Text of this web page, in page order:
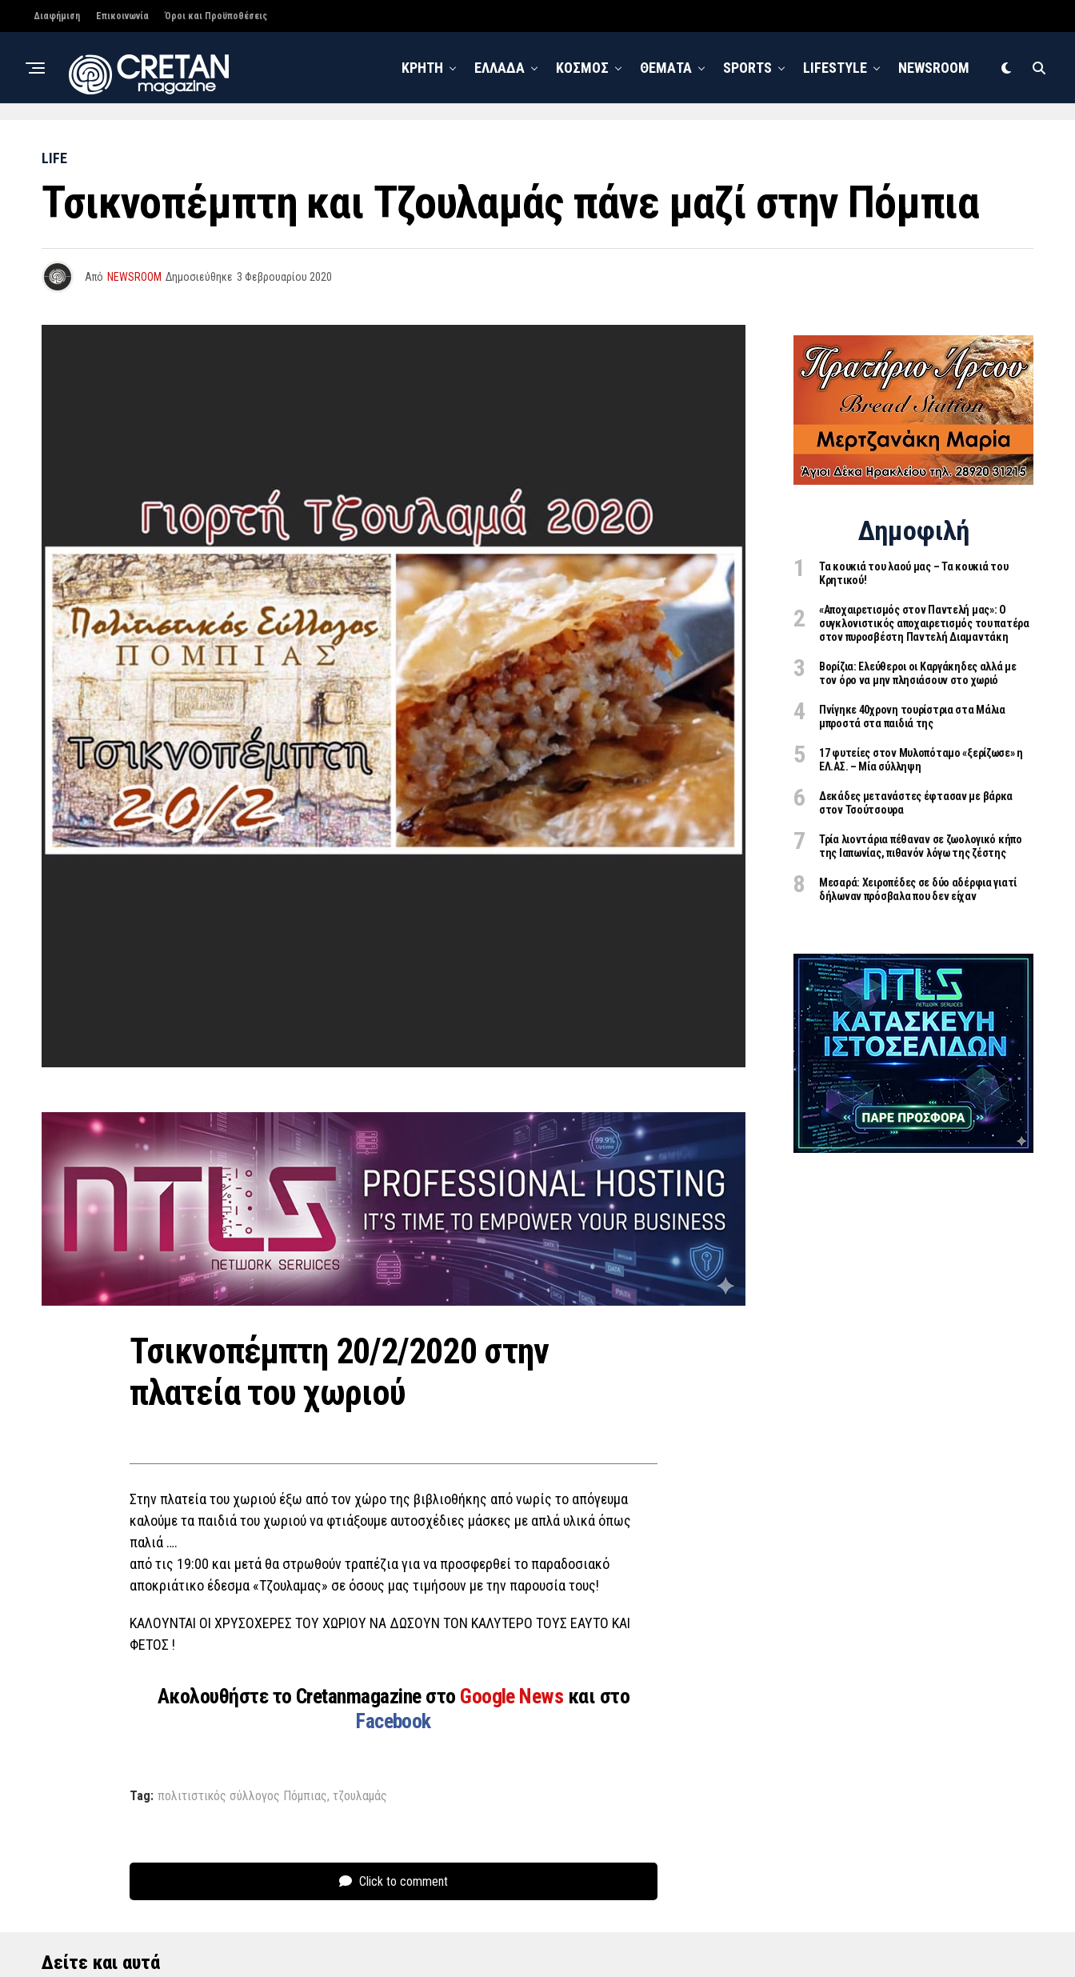
Διαφήμιση Επικοινωνία Όροι και Προϋποθέσεις
ΚΡΗΤΗ ΕΛΛΑΔΑ ΚΟΣΜΟΣ ΘΕΜΑΤΑ SPORTS LIFESTYLE NEWSROOM
LIFE
Τσικνοπέμπτη και Τζουλαμάς πάνε μαζί στην Πόμπια
Από NEWSROOM Δημοσιεύθηκε 3 Φεβρουαρίου 2020
Τσικνοπέμπτη 20/2/2020 στην
πλατεία του χωριού
Στην πλατεία του χωριού έξω από τον χώρο της βιβλιοθήκης από νωρίς το απόγευμα
καλούμε τα παιδιά του χωριού να φτιάξουμε αυτοσχέδιες μάσκες με απλά υλικά όπως
παλιά ….
από τις 19:00 και μετά θα στρωθούν τραπέζια για να προσφερθεί το παραδοσιακό
αποκριάτικο έδεσμα «Τζουλαμας» σε όσους μας τιμήσουν με την παρουσία τους!
ΚΑΛΟΥΝΤΑΙ ΟΙ ΧΡΥΣΟΧΕΡΕΣ ΤΟΥ ΧΩΡΙΟΥ ΝΑ ΔΩΣΟΥΝ ΤΟΝ ΚΑΛΥΤΕΡΟ ΤΟΥΣ ΕΑΥΤΟ ΚΑΙ
ΦΕΤΟΣ !
Ακολουθήστε το Cretanmagazine στο Google News και στο
Facebook
Tag: πολιτιστικός σύλλογος Πόμπιας, τζουλαμάς
Click to comment
Δημοφιλή
Τα κουκιά του λαού μας – Τα κουκιά του
Κρητικού!
«Aποχαιρετισμός στον Παντελή μας»: Ο
συγκλονιστικός αποχαιρετισμός του πατέρα
στον πυροσβέστη Παντελή Διαμαντάκη
Βορίζια: Ελεύθεροι οι Καργάκηδες αλλά με
τον όρο να μην πλησιάσουν στο χωριό
Πνίγηκε 40χρονη τουρίστρια στα Μάλια
μπροστά στα παιδιά της
17 φυτείες στον Μυλοπόταμο «ξερίζωσε» η
ΕΛ.ΑΣ. – Μία σύλληψη
Δεκάδες μετανάστες έφτασαν με βάρκα
στον Τσούτσουρα
Τρία λιοντάρια πέθαναν σε ζωολογικό κήπο
της Ιαπωνίας, πιθανόν λόγω της ζέστης
Μεσαρά: Χειροπέδες σε δύο αδέρφια γιατί
δήλωναν πρόσβαλα που δεν είχαν
Δείτε και αυτά